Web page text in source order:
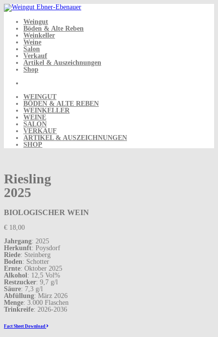
Skip
to
content Weingut
Böden & Alte Reben
Weinkeller
Weine
Salon
Verkauf
Artikel & Auszeichnungen
Shop
WEINGUT
BÖDEN & ALTE REBEN
WEINKELLER
WEINE
SALON
VERKAUF
ARTIKEL & AUSZEICHNUNGEN
SHOP
Riesling
2025
BIOLOGISCHER WEIN
€ 18,00
Jahrgang: 2025
Herkunft: Poysdorf
Riede: Steinberg
Boden: Schotter
Ernte: Oktober 2025
Alkohol : 12,5 Vol%
Restzucker: 9,7 g/l
Säure: 7,3 g/l
Abfüllung: März 2026
Menge: 3.000 Flaschen
Trinkreife: 2026-2036
Fact Sheet Download